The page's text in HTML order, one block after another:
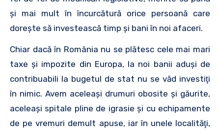
şi mai mult în încurcătură orice persoană care
doreşte să investească timp şi bani în noi afaceri.
Chiar dacă în România nu se plătesc cele mai mari
taxe şi impozite din Europa, la noi banii aduşi de
contribuabili la bugetul de stat nu se văd investiţi
în nimic. Avem aceleaşi drumuri obosite şi găurite,
aceleaşi spitale pline de igrasie şi cu echipamente
de pe vremuri demult apuse, iar în unele localităţi,